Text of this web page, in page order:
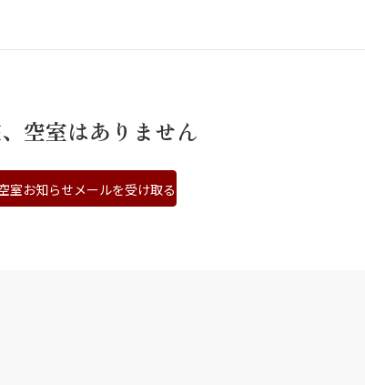
空室はありません
室お知らせメールを受け取る